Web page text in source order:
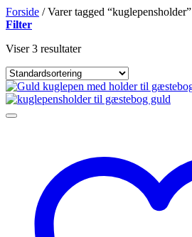
Forside /Varer tagged “kuglepensholder”
Filter
Viser 3 resultater